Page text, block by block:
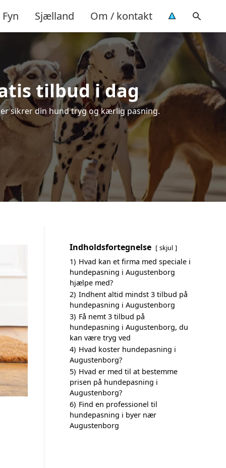
Fyn Sjælland Om / kontakt
tilbud i dag
sikrer din hund tryg og kærlig pasning.
Indholdsfortegnelse skjul
1) Hvad kan et firma med speciale i
hundepasning i Augustenborg
hjælpe med?
2) Indhent altid mindst 3 tilbud på
hundepasning i Augustenborg
3) Få nemt 3 tilbud på
hundepasning i Augustenborg, du
kan være tryg ved
4) Hvad koster hundepasning i
Augustenborg?
5) Hvad er med til at bestemme
prisen på hundepasning i
Augustenborg?
6) Find en professionel til
hundepasning i byer nær
Augustenborg